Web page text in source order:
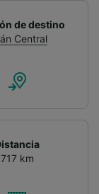
de destino
Central
717 km